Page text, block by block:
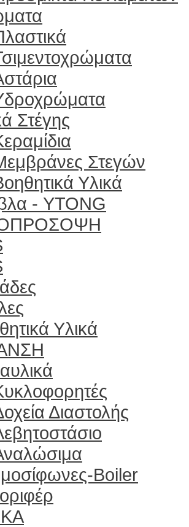
Στέγης
Στεγών
Υλικά
- YTONG
Υλικά
Διαστολής
Boiler